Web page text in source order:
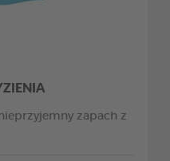
zapach z